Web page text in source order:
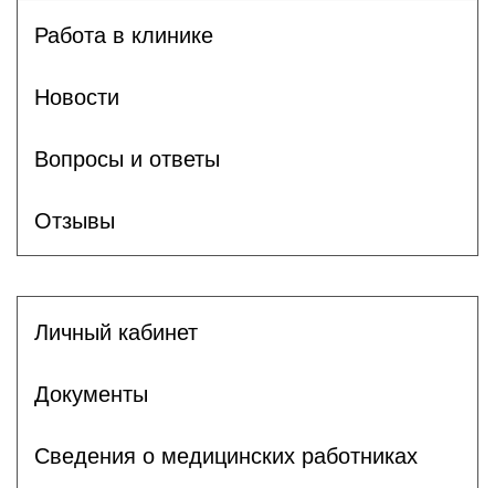
Работа в клинике
Новости
Вопросы и ответы
Отзывы
Личный кабинет
Документы
Сведения о медицинских работниках